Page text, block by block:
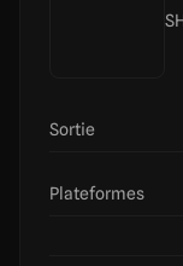
Sortie
Plateformes